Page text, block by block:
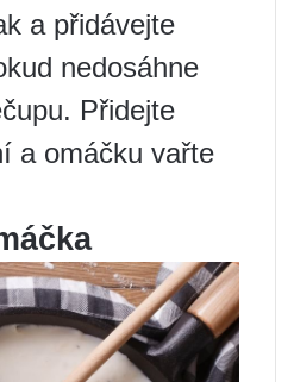
a přidávejte
nedosáhne
Přidejte
a omáčku vařte